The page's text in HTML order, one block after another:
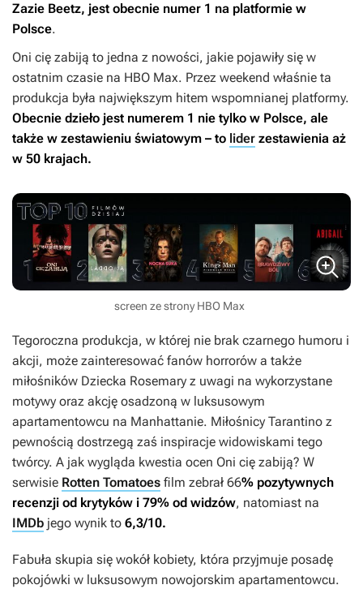
Zazie Beetz, jest obecnie numer 1 na platformie w
Polsce.
Oni cię zabiją to jedna z nowości, jakie pojawiły się w
ostatnim czasie na HBO Max. Przez weekend właśnie ta
produkcja była największym hitem wspomnianej platformy.
Obecnie dzieło jest numerem 1 nie tylko w Polsce, ale
także w zestawieniu światowym – to lider zestawienia aż
w 50 krajach.
screen ze strony HBO Max
Tegoroczna produkcja, w której nie brak czarnego humoru i
akcji, może zainteresować fanów horrorów a także
miłośników Dziecka Rosemary z uwagi na wykorzystane
motywy oraz akcję osadzoną w luksusowym
apartamentowcu na Manhattanie. Miłośnicy Tarantino z
pewnością dostrzegą zaś inspiracje widowiskami tego
twórcy. A jak wygląda kwestia ocen Oni cię zabiją? W
serwisie Rotten Tomatoes film zebrał 66% pozytywnych
recenzji od krytyków i 79% od widzów, natomiast na
IMDb jego wynik to 6,3/10.
Fabuła skupia się wokół kobiety, która przyjmuje posadę
pokojówki w luksusowym nowojorskim apartamentowcu.